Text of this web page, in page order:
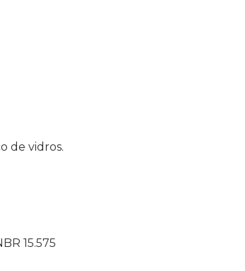
de vidros.
15.575